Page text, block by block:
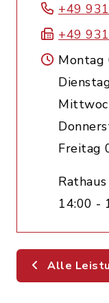
+49
+49
Montag
Freitag
14:00 -
Alle